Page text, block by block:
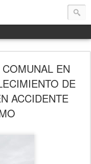
EN
DE
ACCIDENTE